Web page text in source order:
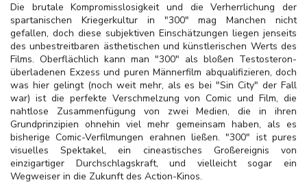
Die brutale Kompromisslosigkeit und die Verherrlichung der
spartanischen Kriegerkultur in "300" mag Manchen nicht
gefallen, doch diese subjektiven Einschätzungen liegen jenseits
des unbestreitbaren ästhetischen und künstlerischen Werts des
Films. Oberflächlich kann man "300" als bloßen Testosteron-
überladenen Exzess und puren Männerfilm abqualifizieren, doch
was hier gelingt (noch weit mehr, als es bei "Sin City" der Fall
war) ist die perfekte Verschmelzung von Comic und Film, die
nahtlose Zusammenfügung von zwei Medien, die in ihren
Grundprinzipien ohnehin viel mehr gemeinsam haben, als es
bisherige Comic-Verfilmungen erahnen ließen. "300" ist pures
visuelles Spektakel, ein cineastisches Großereignis von
einzigartiger Durchschlagskraft, und vielleicht sogar ein
Wegweiser in die Zukunft des Action-Kinos.